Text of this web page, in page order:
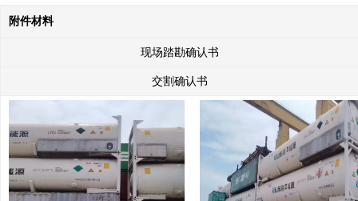
附件材料
现场踏勘确认书
交割确认书